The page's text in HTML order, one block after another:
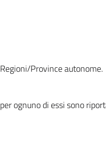
Province autonome.
ognuno di essi sono